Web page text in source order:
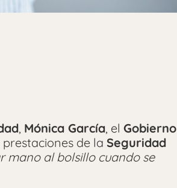
, Mónica García, el Gobierno
de la Seguridad
mano al bolsillo cuando se